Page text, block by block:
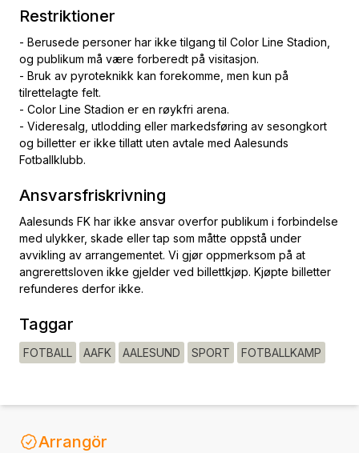
Restriktioner
- Berusede personer har ikke tilgang til Color Line Stadion,
og publikum må være forberedt på visitasjon.
- Bruk av pyroteknikk kan forekomme, men kun på
tilrettelagte felt.
- Color Line Stadion er en røykfri arena.
- Videresalg, utlodding eller markedsføring av sesongkort
og billetter er ikke tillatt uten avtale med Aalesunds
Fotballklubb.
Ansvarsfriskrivning
Aalesunds FK har ikke ansvar overfor publikum i forbindelse
med ulykker, skade eller tap som måtte oppstå under
avvikling av arrangementet. Vi gjør oppmerksom på at
angrerettsloven ikke gjelder ved billettkjøp. Kjøpte billetter
refunderes derfor ikke.
Taggar
FOTBALL AAFK AALESUND SPORT FOTBALLKAMP
Arrangör